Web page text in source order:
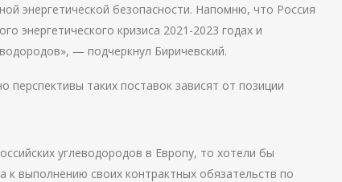
энергетической безопасности. Напомню, что Россия
энергетического кризиса 2021-2023 годах и
— подчеркнул Биричевский.
перспективы таких поставок зависят от позиции
углеводородов в Европу, то хотели бы
к выполнению своих контрактных обязательств по